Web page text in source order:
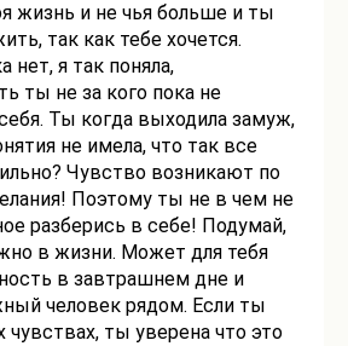
жизнь и не чья больше и ты
так как тебе хочется.
нет, я так поняла,
ты не за кого пока не
Ты когда выходила замуж,
не имела, что так все
Чувство возникают по
Поэтому ты не в чем не
разберись в себе! Подумай,
в жизни. Может для тебя
в завтрашнем дне и
человек рядом. Если ты
чувствах, ты уверена что это